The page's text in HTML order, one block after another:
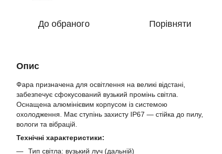
До обраного Порівняти
Опис
Фара призначена для освітлення на великі відстані,
забезпечує сфокусований вузький промінь світла.
Оснащена алюмінієвим корпусом із системою
охолодження. Має ступінь захисту IP67 — стійка до пилу,
вологи та вібрацій.
Технічні характеристики:
Тип світла: вузький луч (дальній)